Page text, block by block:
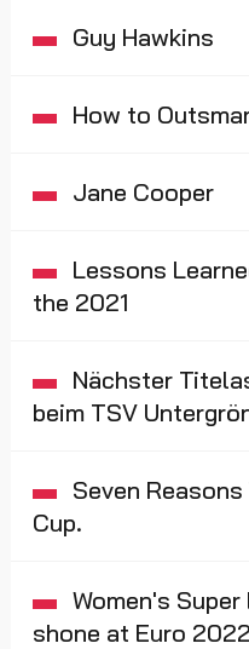
Guy Hawkins
How to
Jane Cooper
Lessons
the 2021
Nächster
beim TSV
Seven
Cup.
Women's
shone at Euro 2022